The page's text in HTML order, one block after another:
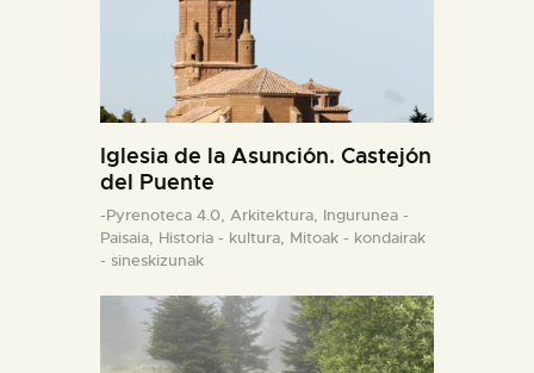
Iglesia de la Asunción. Castejón
del Puente
-Pyrenoteca 4.0, Arkitektura, Ingurunea -
Paisaia, Historia - kultura, Mitoak - kondairak
- sineskizunak